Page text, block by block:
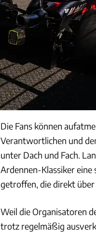
Die Fans können
Verantwortlichen und
unter Dach und Fach.
Ardennen-Klassiker
getroffen, die direkt über
Weil die Organisatoren
trotz regelmäßig